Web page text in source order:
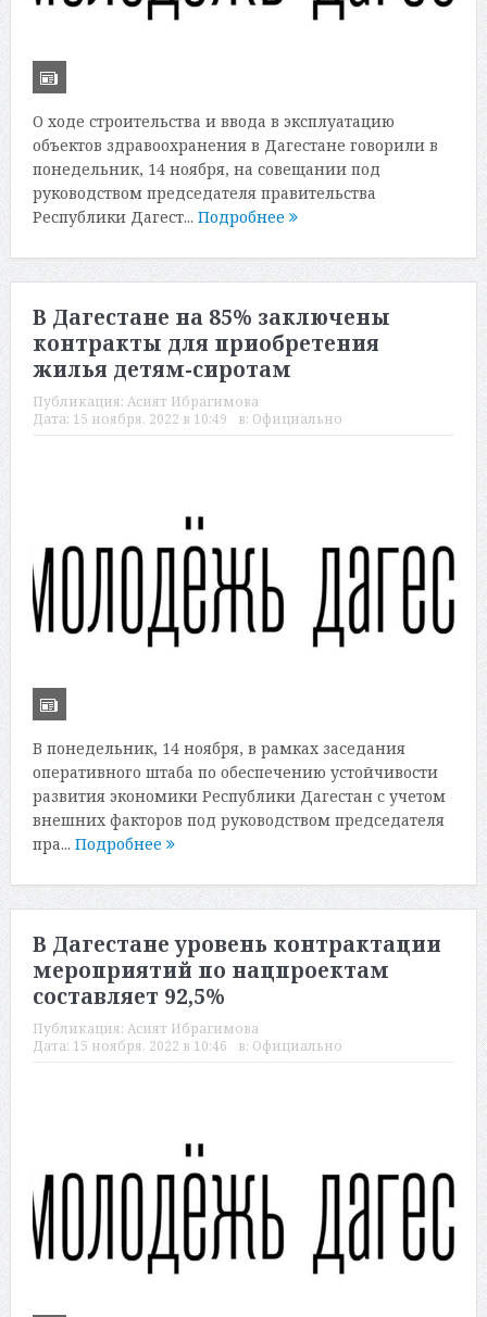
О ходе строительства и ввода в эксплуатацию
объектов здравоохранения в Дагестане говорили в
понедельник, 14 ноября, на совещании под
руководством председателя правительства
Республики Дагест... Подробнее
В Дагестане на 85% заключены
контракты для приобретения
жилья детям-сиротам
Публикация: Асият Ибрагимова
Дата: 15 ноября, 2022 в 10:49 в: Официально
В понедельник, 14 ноября, в рамках заседания
оперативного штаба по обеспечению устойчивости
развития экономики Республики Дагестан с учетом
внешних факторов под руководством председателя
пра... Подробнее
В Дагестане уровень контрактации
мероприятий по нацпроектам
составляет 92,5%
Публикация: Асият Ибрагимова
Дата: 15 ноября, 2022 в 10:46 в: Официально